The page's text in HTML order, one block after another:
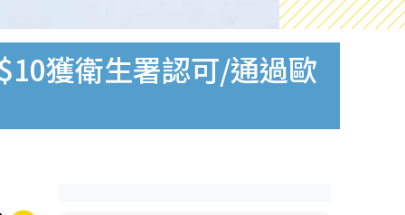
獲衛生署認可/通過歐